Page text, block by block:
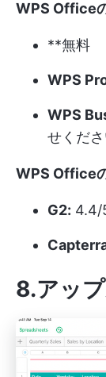
WPS Office
**無料
WPS
WPS
せくださ
WPS Office
G2: 4.4/
8.アッ